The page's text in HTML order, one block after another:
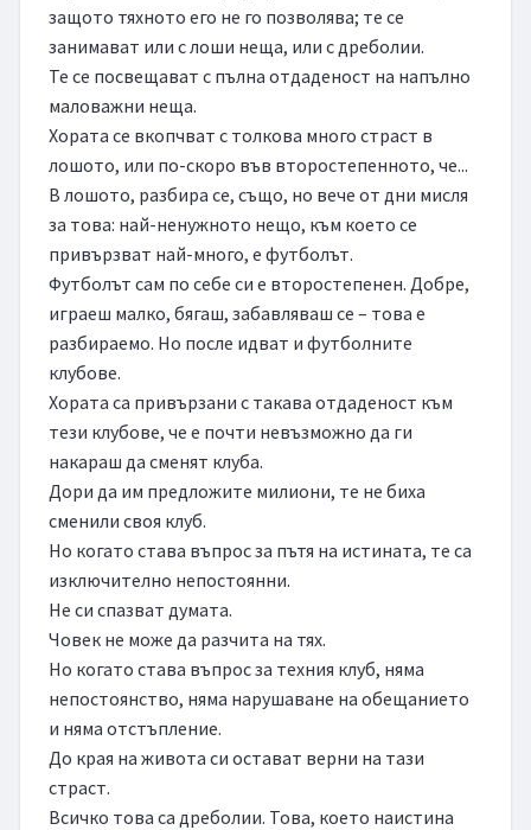
защото тяхното его не го позволява; те се
занимават или с лоши неща, или с дреболии.
Те се посвещават с пълна отдаденост на напълно
маловажни неща.
Хората се вкопчват с толкова много страст в
лошото, или по-скоро във второстепенното, че...
В лошото, разбира се, също, но вече от дни мисля
за това: най-ненужното нещо, към което се
привързват най-много, е футболът.
Футболът сам по себе си е второстепенен. Добре,
играеш малко, бягаш, забавляваш се – това е
разбираемо. Но после идват и футболните
клубове.
Хората са привързани с такава отдаденост към
тези клубове, че е почти невъзможно да ги
накараш да сменят клуба.
Дори да им предложите милиони, те не биха
сменили своя клуб.
Но когато става въпрос за пътя на истината, те са
изключително непостоянни.
Не си спазват думата.
Човек не може да разчита на тях.
Но когато става въпрос за техния клуб, няма
непостоянство, няма нарушаване на обещанието
и няма отстъпление.
До края на живота си остават верни на тази
страст.
Всичко това са дреболии. Това, което наистина